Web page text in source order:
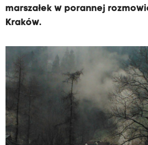
marszałek w porannej
Kraków.